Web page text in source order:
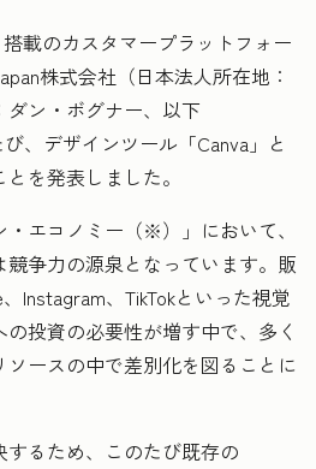
載のカスタマープラットフォー
株式会社（日本法人所在地：
ン・ボグナー、以下
、デザインツール「Canva」と
を発表しました。
エコノミー（※）」において、
争力の源泉となっています。販
Instagram、TikTokといった視覚
投資の必要性が増す中で、多く
ースの中で差別化を図ることに
るため、このたび既存の